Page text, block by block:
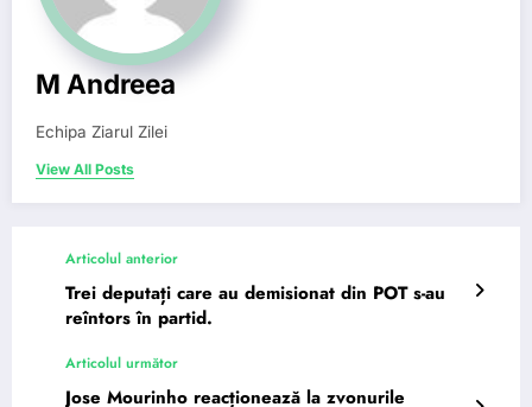
M Andreea
Echipa Ziarul Zilei
View All Posts
Articolul anterior
Trei deputați care au demisionat din POT s-au
reîntors în partid.
Articolul următor
Jose Mourinho reacționează la zvonurile